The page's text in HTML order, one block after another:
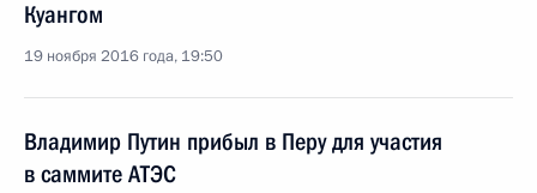
Куангом
19 ноября 2016 года, 19:50
Владимир Путин прибыл в Перу для участия
в саммите АТЭС